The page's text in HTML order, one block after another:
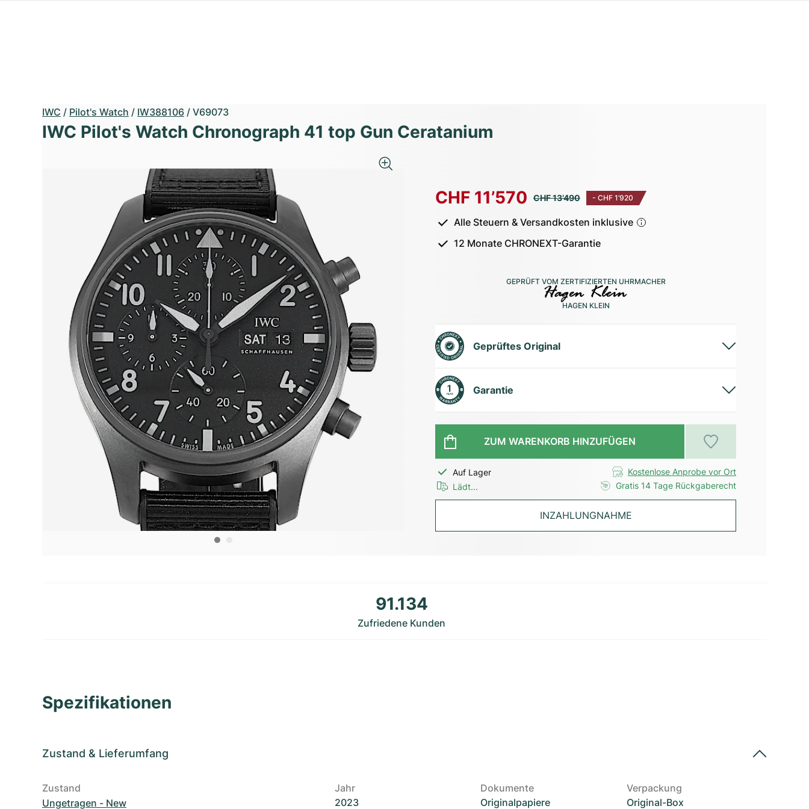
IWC / Pilot's Watch / IW388106 / V69073
IWC Pilot's Watch Chronograph 41 top Gun Ceratanium
CHF 11’570 CHF 13’490 - CHF 1’920
Alle Steuern & Versandkosten inklusive
12 Monate CHRONEXT-Garantie
GEPRÜFT VOM ZERTIFIZIERTEN UHRMACHER
HAGEN KLEIN
Geprüftes Original
Garantie
ZUM WARENKORB HINZUFÜGEN
Auf Lager
Lädt...
Kostenlose Anprobe vor Ort
Gratis 14 Tage Rückgaberecht
INZAHLUNGNAHME
91.134
Zufriedene Kunden
Spezifikationen
Zustand & Lieferumfang
Zustand
Ungetragen - New
Jahr
2023
Dokumente
Originalpapiere
Verpackung
Original-Box